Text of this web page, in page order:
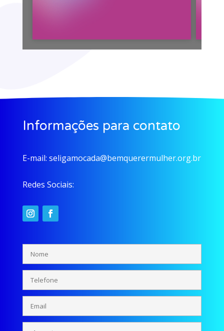
Informações para contato
E-mail: seligamocada@bemquerermulher.org.br
Redes Sociais: